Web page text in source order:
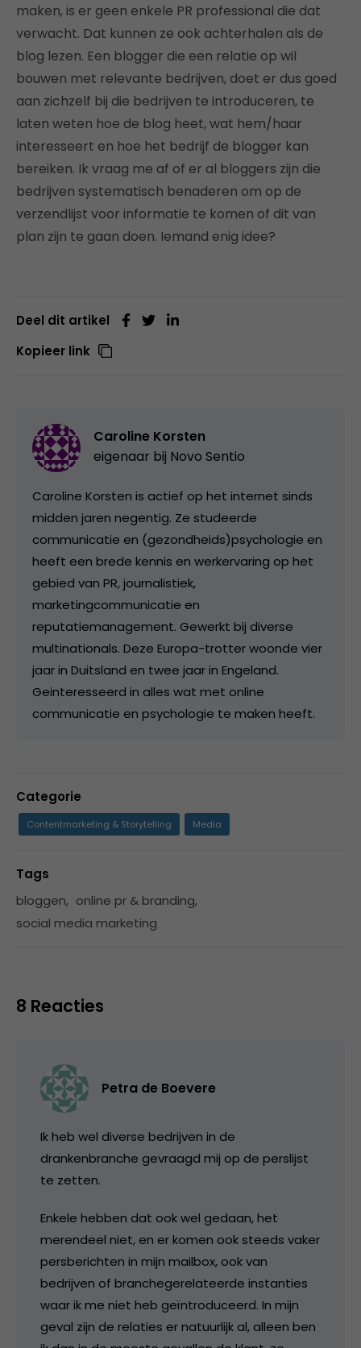
maken, is er geen enkele PR professional die dat
verwacht. Dat kunnen ze ook achterhalen als de
blog lezen. Een blogger die een relatie op wil
bouwen met relevante bedrijven, doet er dus goed
aan zichzelf bij die bedrijven te introduceren, te
laten weten hoe de blog heet, wat hem/haar
interesseert en hoe het bedrijf de blogger kan
bereiken. Ik vraag me af of er al bloggers zijn die
bedrijven systematisch benaderen om op de
verzendlijst voor informatie te komen of dit van
plan zijn te gaan doen. Iemand enig idee?
Deel dit artikel
Kopieer link
Caroline Korsten
eigenaar bij Novo Sentio
Caroline Korsten is actief op het internet sinds
midden jaren negentig. Ze studeerde
communicatie en (gezondheids)psychologie en
heeft een brede kennis en werkervaring op het
gebied van PR, journalistiek,
marketingcommunicatie en
reputatiemanagement. Gewerkt bij diverse
multinationals. Deze Europa-trotter woonde vier
jaar in Duitsland en twee jaar in Engeland.
Geinteresseerd in alles wat met online
communicatie en psychologie te maken heeft.
Categorie
Contentmarketing & Storytelling Media
Tags
bloggen, online pr & branding,
social media marketing
8 Reacties
Petra de Boevere
Ik heb wel diverse bedrijven in de
drankenbranche gevraagd mij op de perslijst
te zetten.
Enkele hebben dat ook wel gedaan, het
merendeel niet, en er komen ook steeds vaker
persberichten in mijn mailbox, ook van
bedrijven of branchegerelateerde instanties
waar ik me niet heb geïntroduceerd. In mijn
geval zijn de relaties er natuurlijk al, alleen ben